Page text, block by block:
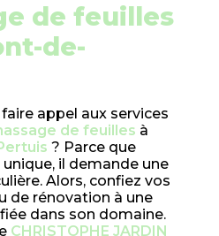
de-
de feuilles à
? Parce que
il demande une
Alors, confiez vos
de rénovation à une
dans son domaine.
CHRISTOPHE JARDIN